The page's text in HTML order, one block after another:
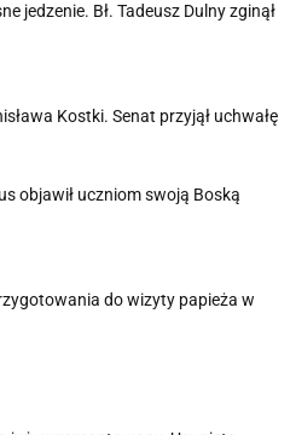
jedzenie. Bł. Tadeusz Dulny zginął
Kostki. Senat przyjął uchwałę
objawił uczniom swoją Boską
do wizyty papieża w